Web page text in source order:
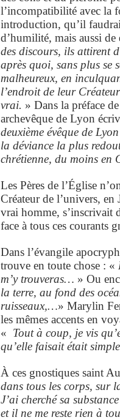
l’incompatibilité avec la
introduction, qu’il
d’humilité, mais aussi
des discours, ils attirent
après quoi, sans plus se
malheureux, en
l’endroit de leur
vrai. » Dans la préface
archevêque de Lyon
deuxième évêque de
la déviance la plus
chrétienne, du moins en
Les Pères de l’Église
Créateur de l’univers,
vrai homme, s’inscrivait
face à tous ces courants
Dans l’évangile
trouve en toute chose : «
m’y trouveras… » Ou
la terre, au fond des
ruisseaux,…» Marylin
les mêmes accents en
« Tout à coup, je vis
qu’elle faisait était
À ces gnostiques saint
dans tous les corps, sur
J’ai cherché sa
et il ne me reste rien à